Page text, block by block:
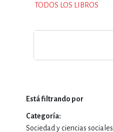
TODOS LOS LIBROS
Está filtrando por
Categoría
Sociedad y ciencias sociales